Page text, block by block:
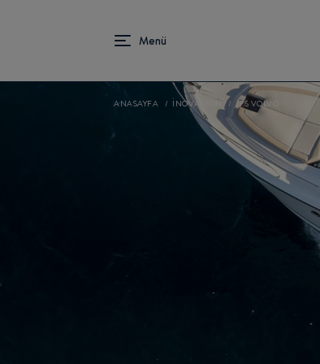
ANASAYFA İNOVASYON IPS VOLVO